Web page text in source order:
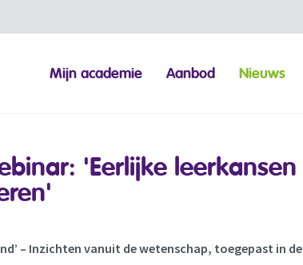
Mijn academie Aanbod Nieuws
'Eerlijke leerkansen
– Inzichten vanuit de wetenschap, toegepast in de